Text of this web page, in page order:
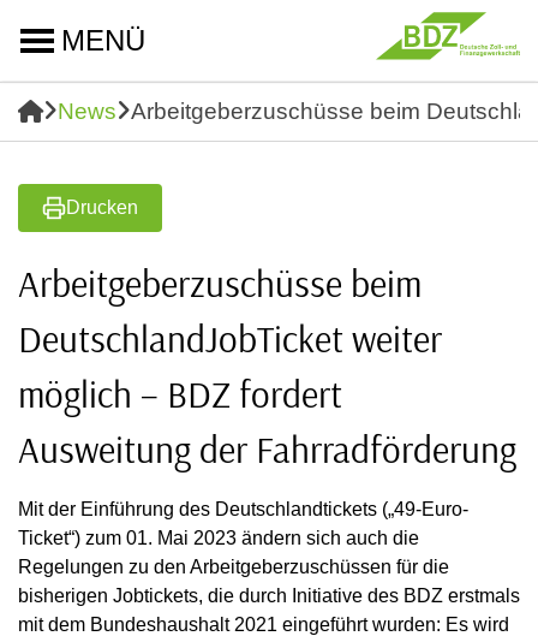
MENÜ
News Arbeitgeberzuschüsse beim
Drucken
Arbeitgeberzuschüsse beim
DeutschlandJobTicket weiter
möglich – BDZ fordert
Ausweitung der Fahrradförderung
Mit der Einführung des Deutschlandtickets („49-Euro-
Ticket“) zum 01. Mai 2023 ändern sich auch die
Regelungen zu den Arbeitgeberzuschüssen für die
bisherigen Jobtickets, die durch Initiative des BDZ erstmals
mit dem Bundeshaushalt 2021 eingeführt wurden: Es wird